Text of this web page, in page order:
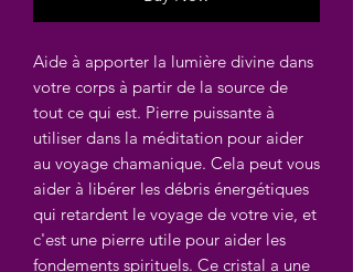
Aide à apporter la lumière divine dans
votre corps à partir de la source de
tout ce qui est. Pierre puissante à
utiliser dans la méditation pour aider
au voyage chamanique. Cela peut vous
aider à libérer les débris énergétiques
qui retardent le voyage de votre vie, et
c'est une pierre utile pour aider les
fondements spirituels. Ce cristal a une